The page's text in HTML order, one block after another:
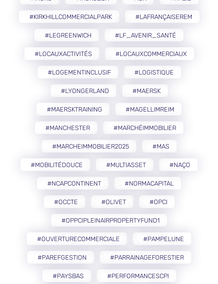
#KIRKHILLCOMMERCIALPARK #LAFRANÇAISEREM
#LEGREENWICH #LF_AVENIR_SANTÉ
#LOCAUXACTIVITÉS #LOCAUXCOMMERCIAUX
#LOGEMENTINCLUSIF #LOGISTIQUE
#LYONGERLAND #MAERSK
#MAERSKTRAINING #MAGELLIMREIM
#MANCHESTER #MARCHÉIMMOBILIER
#MARCHEIMMOBILIER2025 #MAS
#MOBILITÉDOUCE #MULTIASSET #NAÇO
#NCAPCONTINENT #NORMACAPITAL
#OCCTE #OLIVET #OPCI
#OPPCIPLEINAIRPROPERTYFUND1
#OUVERTURECOMMERCIALE #PAMPELUNE
#PAREFGESTION #PARRAINAGEFORESTIER
#PAYSBAS #PERFORMANCESCPI